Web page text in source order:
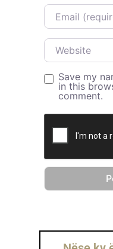
Email
Website
Save my
in this
comment.